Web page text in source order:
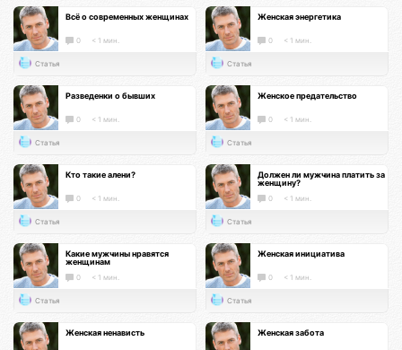
Всё о современных женщинах
0 < 1 мин.
Статья
Женская энергетика
0 < 1 мин.
Статья
Разведенки о бывших
0 < 1 мин.
Статья
Женское предательство
0 < 1 мин.
Статья
Кто такие алени?
0 < 1 мин.
Статья
Должен ли мужчина платить за
женщину?
0 < 1 мин.
Статья
Какие мужчины нравятся
женщинам
0 < 1 мин.
Статья
Женская инициатива
0 < 1 мин.
Статья
Женская ненависть Женская забота